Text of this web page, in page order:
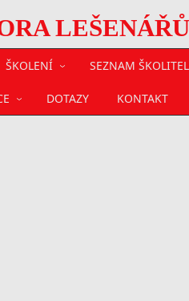
ŠKOLENÍ SEZNAM
DOTAZY KONTAKT